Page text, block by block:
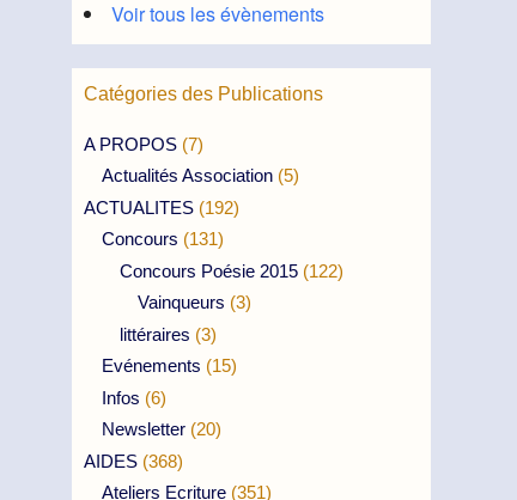
Voir tous les évènements
Catégories des Publications
A PROPOS (7)
Actualités Association (5)
ACTUALITES (192)
Concours (131)
Concours Poésie 2015 (122)
Vainqueurs (3)
littéraires (3)
Evénements (15)
Infos (6)
Newsletter (20)
AIDES (368)
Ateliers Ecriture (351)